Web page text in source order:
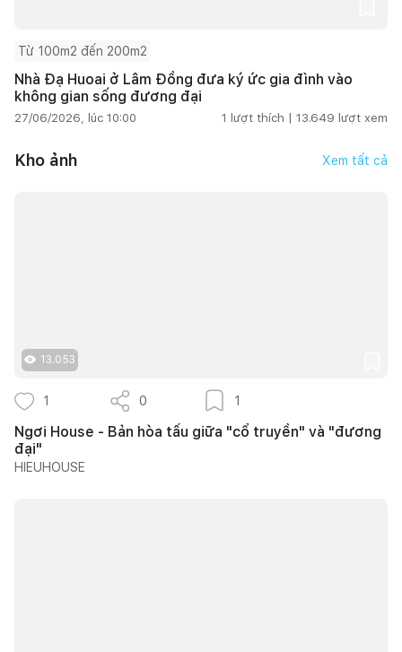
Từ 100m2 đến 200m2
Nhà Đạ Huoai ở Lâm Đồng đưa ký ức gia đình vào
không gian sống đương đại
27/06/2026, lúc 10:00 1 lượt thích | 13.649 lượt xem
Kho ảnh Xem tất cả
13.053
1 0 1
Ngơi House - Bản hòa tấu giữa "cổ truyền" và "đương
đại"
HIEUHOUSE